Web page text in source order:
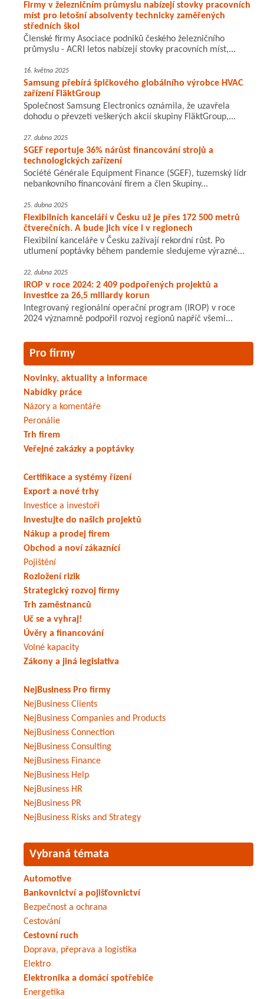
Firmy v železničním průmyslu nabízejí stovky pracovních
míst pro letošní absolventy technicky zaměřených
středních škol
Členské firmy Asociace podniků českého železničního
průmyslu - ACRI letos nabízejí stovky pracovních míst,...
16. května 2025
Samsung přebírá špičkového globálního výrobce HVAC
zařízení FläktGroup
Společnost Samsung Electronics oznámila, že uzavřela
dohodu o převzetí veškerých akcií skupiny FläktGroup,...
27. dubna 2025
SGEF reportuje 36% nárůst financování strojů a
technologických zařízení
Société Générale Equipment Finance (SGEF), tuzemský lídr
nebankovního financování firem a člen Skupiny...
25. dubna 2025
Flexibilních kanceláří v Česku už je přes 172 500 metrů
čtverečních. A bude jich více i v regionech
Flexibilní kanceláře v Česku zažívají rekordní růst. Po
utlumení poptávky během pandemie sledujeme výrazné...
22. dubna 2025
IROP v roce 2024: 2 409 podpořených projektů a
investice za 26,5 miliardy korun
Integrovaný regionální operační program (IROP) v roce
2024 významně podpořil rozvoj regionů napříč všemi...
Pro firmy
Novinky, aktuality a informace
Nabídky práce
Názory a komentáře
Peronálie
Trh firem
Veřejné zakázky a poptávky
Certifikace a systémy řízení
Export a nové trhy
Investice a investoři
Investujte do našich projektů
Nákup a prodej firem
Obchod a noví zákaznící
Pojištění
Rozložení rizik
Strategický rozvoj firmy
Trh zaměstnanců
Uč se a vyhraj!
Úvěry a financování
Volné kapacity
Zákony a jiná legislativa
NejBusiness Pro firmy
NejBusiness Clients
NejBusiness Companies and Products
NejBusiness Connection
NejBusiness Consulting
NejBusiness Finance
NejBusiness Help
NejBusiness HR
NejBusiness PR
NejBusiness Risks and Strategy
Vybraná témata
Automotive
Bankovnictví a pojišťovnictví
Bezpečnost a ochrana
Cestování
Cestovní ruch
Doprava, přeprava a logistika
Elektro
Elektronika a domácí spotřebiče
Energetika